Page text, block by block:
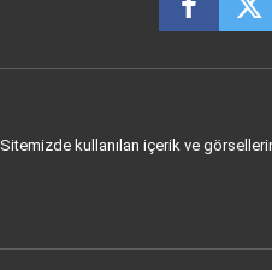
Sitemizde kullanılan içerik ve